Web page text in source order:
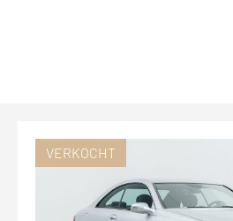
VERKOCHT